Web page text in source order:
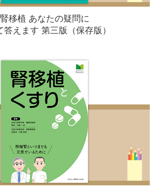
腎移植 あなたの疑問に
答えます 第三版（保存版）